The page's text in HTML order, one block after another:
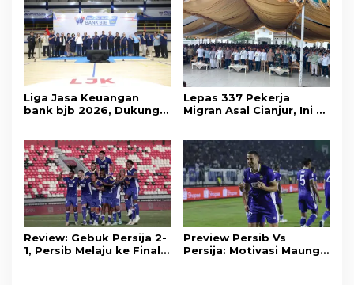
Pangandaran
Liga Jasa Keuangan
bank bjb 2026, Dukung
Lepas 337 Pekerja
Migran Asal Cianjur, Ini 3
Review: Gebuk Persija 2-
1, Persib Melaju ke Final
Preview Persib Vs
Persija: Motivasi Maung